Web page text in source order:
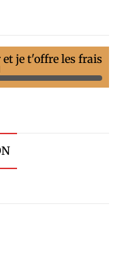
je t'offre les frais